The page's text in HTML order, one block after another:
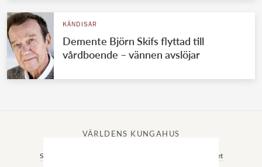
KÄNDISAR
Demente Björn Skifs flyttad till
vårdboende – vännen avslöjar
VÄRLDENS KUNGAHUS
Svenska kungahuset Norska kungahuset